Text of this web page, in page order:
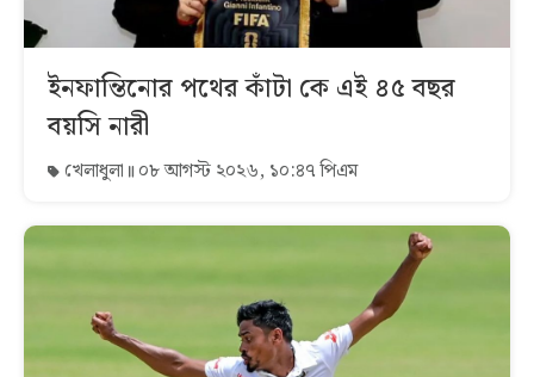
ইনফান্তিনোর পথের কাঁটা কে এই ৪৫ বছর
বয়সি নারী
খেলাধুলা ০৮ আগস্ট ২০২৬, ১০:৪৭ পিএম